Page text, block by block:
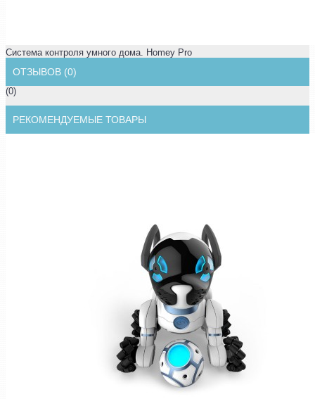
Система контроля умного дома. Homey Pro
ОТЗЫВОВ (0)
(0)
РЕКОМЕНДУЕМЫЕ ТОВАРЫ